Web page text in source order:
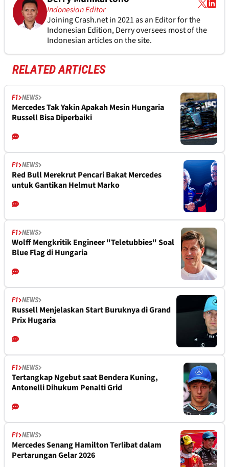
Indonesian Editor
Joining Crash.net in 2021 as an Editor for the
Indonesian Edition, Derry oversees most of the
Indonesian articles on the site.
RELATED ARTICLES
F1 NEWS
Mercedes Tak Yakin Apakah Mesin Hungaria
Russell Bisa Diperbaiki
F1 NEWS
Red Bull Merekrut Pencari Bakat Mercedes
untuk Gantikan Helmut Marko
F1 NEWS
Wolff Mengkritik Engineer "Teletubbies" Soal
Blue Flag di Hungaria
F1 NEWS
Russell Menjelaskan Start Buruknya di Grand
Prix Hugaria
F1 NEWS
Tertangkap Ngebut saat Bendera Kuning,
Antonelli Dihukum Penalti Grid
F1 NEWS
Mercedes Senang Hamilton Terlibat dalam
Pertarungan Gelar 2026